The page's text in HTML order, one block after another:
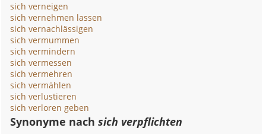
sich verneigen
sich vernehmen lassen
sich vernachlässigen
sich vermummen
sich vermindern
sich vermessen
sich vermehren
sich vermählen
sich verlustieren
sich verloren geben
Synonyme nachsich verpflichten